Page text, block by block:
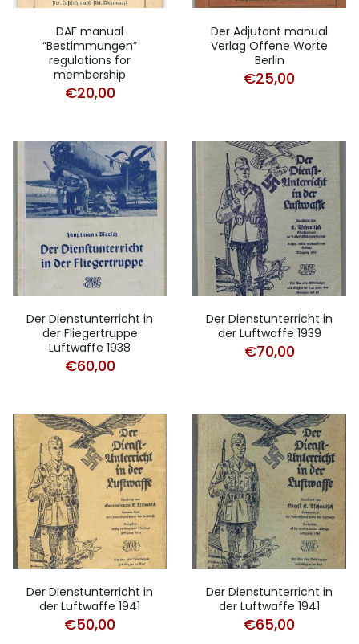
DAF manual
“Bestimmungen”
regulations for
membership
€20,00
Der Adjutant manual
Verlag Offene Worte
Berlin
€25,00
Der Dienstunterricht in
der Fliegertruppe
Luftwaffe 1938
€60,00
Der Dienstunterricht in
der Luftwaffe 1939
€70,00
Der Dienstunterricht in
der Luftwaffe 1941
€50,00
Der Dienstunterricht in
der Luftwaffe 1941
€65,00